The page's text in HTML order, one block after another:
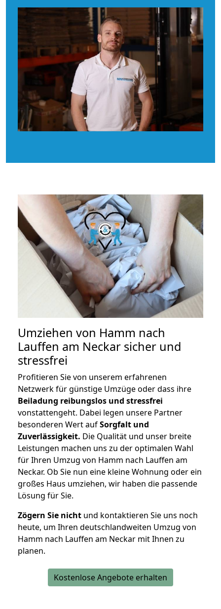
Umziehen von Hamm nach
Lauffen am Neckar sicher und
stressfrei
Profitieren Sie von unserem erfahrenen
Netzwerk für günstige Umzüge oder dass ihre
Beiladung reibungslos und stressfrei
vonstattengeht. Dabei legen unsere Partner
besonderen Wert aufSorgfalt und
Zuverlässigkeit. Die Qualität und unser breite
Leistungen machen uns zu der optimalen Wahl
für Ihren Umzug von Hamm nach Lauffen am
Neckar. Ob Sie nun eine kleine Wohnung oder ein
großes Haus umziehen, wir haben die passende
Lösung für Sie.
Zögern Sie nicht und kontaktieren Sie uns noch
heute, um Ihren deutschlandweiten Umzug von
Hamm nach Lauffen am Neckar mit Ihnen zu
planen.
Kostenlose Angebote erhalten